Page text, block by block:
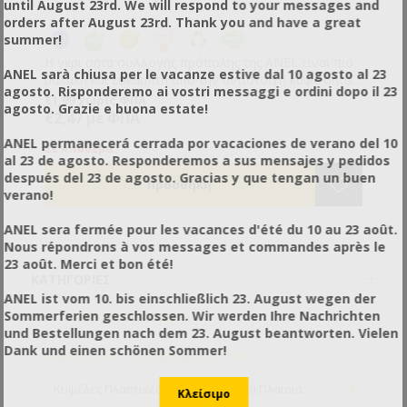
Βάρος: 0,264kg
Υλικό: Πολυαιθυλένιο (PE), κατάλληλο για τρόφιμα.
μαλακή και εύκαμπτη από την αντίστοιχη καφέ σήτα.
Ως αποτέλεσμα η πρόπολη αποσπάται πολύ εύκολα
ακόμα και με το χέρι και δεν χρειάζεται κατάψυξη. Η
ΠΡΟΣΟΧΗ όμως να μη μπαίνει στην κατάψυξη γιατί
όντας πιο μαλακή αν σκληρύνει στην κατάψυξη και
πιεστεί μπορεί να σπάσει.
Φέρει οπές τις οποίες μπορείτε να ανοίξετε αν θέλετε
(ζαχαροζύμαρο, βανίλια κλπ) ώστε και να συλλέγουν
οι μέλισσες πρόπολη και να τροφοδετείτε το σμήνος
κανονικά. Τα τοιχώματα των οπών κρατάν επίσης το
βάρος στο κέντρο. Έτσι οι μέλλισες μπορούν να
γεμίσουν όλη την σήτα ομοιόμορφα.
Η πρόπολη είναι ένα ανερχόμενο προϊόν με πολύ
καλή τιμή το οποίο μπορεί να συνεισφέρει στο
εισόδημά σας χωρίς να απαιτείται ιδιαίτερος κόπος ή
χρόνος. Οι σίτες συλλογής πρόπολης τοποθετούνται
€1,99 χωρίς ΦΠΑ
€2,47 με ΦΠΑ
Σε Απόθεμα
Για το Μελισσοκομείο -
Κυψέλες και τα Εξαρτήματα τους
Κυψέλες Πλαστικές ANEL & Πλαστικά Πλαίσια
until August 23rd. We will respond to your messages and
orders after August 23rd. Thank you and have a great
summer!
ANEL sarà chiusa per le vacanze estive dal 10 agosto al 23
agosto. Risponderemo ai vostri messaggi e ordini dopo il 23
agosto. Grazie e buona estate!
ANEL permanecerá cerrada por vacaciones de verano del 10
al 23 de agosto. Responderemos a sus mensajes y pedidos
después del 23 de agosto. Gracias y que tengan un buen
verano!
ANEL sera fermée pour les vacances d'été du 10 au 23 août.
Nous répondrons à vos messages et commandes après le
23 août. Merci et bon été!
ANEL ist vom 10. bis einschließlich 23. August wegen der
Sommerferien geschlossen. Wir werden Ihre Nachrichten
und Bestellungen nach dem 23. August beantworten. Vielen
Dank und einen schönen Sommer!